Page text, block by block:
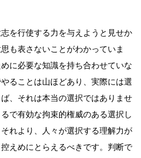
を行使する力を与えようと見せか
も表さないことがわかっていま
に必要な知識を持ち合わせていな
ることは山ほどあり、実際には選
、それは本当の選択ではありませ
で有効な拘束的権威のある選択し
れより、人々が選択する理解力が
えめにとらえるべきです。判断で